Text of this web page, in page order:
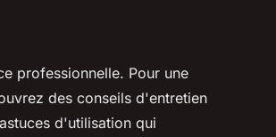
professionnelle. Pour une
des conseils d'entretien
d'utilisation qui